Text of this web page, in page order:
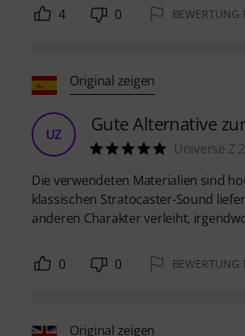
4 0 BEWERTUNG
Original zeigen
UZ Gute Alternative
Universe Z
Die verwendeten Materialien sind
klassischen Stratocaster-Sound
anderen Charakter verleiht,
0 0 BEWERTUNG
Original zeigen